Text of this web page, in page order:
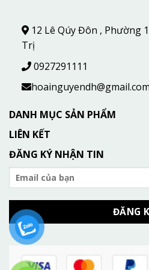
12 Lê Qúy Đôn , Phường
Trị
0927291111
hoainguyendh@gmail.com
DANH MỤC SẢN PHẨM
LIÊN KẾT
ĐĂNG KÝ NHẬN TIN